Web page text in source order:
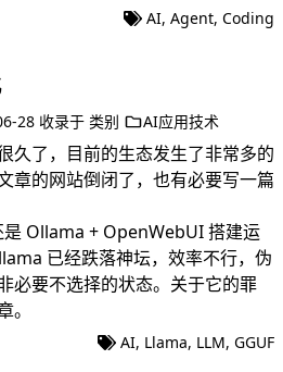
AI, Agent, Coding
28 收录于 类别 AI应用技术
久了，目前的生态发生了非常多的
章的网站倒闭了，也有必要写一篇
Ollama + OpenWebUI 搭建运
已经跌落神坛，效率不行，伪
必要不选择的状态。关于它的罪
。
AI, Llama, LLM, GGUF